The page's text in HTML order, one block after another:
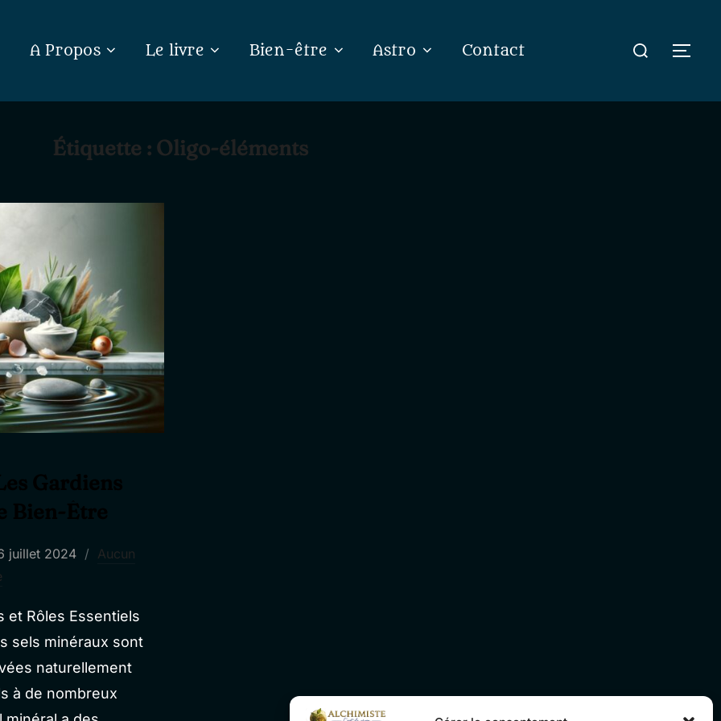
A Propos Le livre Bien-être Astro Contact
Rechercher :
Étiquette : Oligo-éléments
juillet 2024
Aucun
et Rôles Essentiels
sels minéraux sont
naturellement
à de nombreux